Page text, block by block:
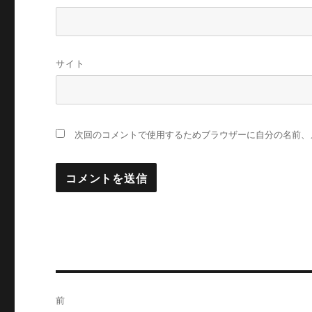
サイト
次回のコメントで使用するためブラウザーに自分の名前
前